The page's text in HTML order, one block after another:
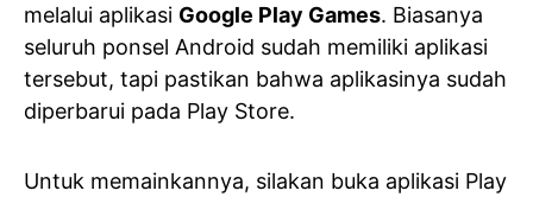
melalui aplikasi Google Play Games. Biasanya
seluruh ponsel Android sudah memiliki aplikasi
tersebut, tapi pastikan bahwa aplikasinya sudah
diperbarui pada Play Store.
Untuk memainkannya, silakan buka aplikasi Play